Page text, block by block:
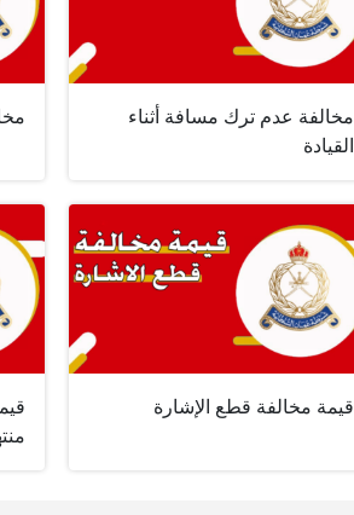
مخالفة عدم ترك مسافة أثناء
القيادة
قيمة مخالفة قطع الإشارة